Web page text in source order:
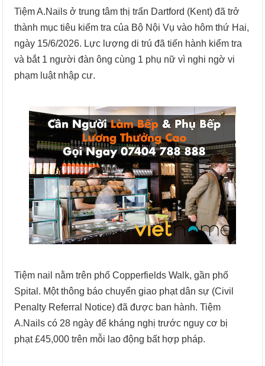
Tiệm A.Nails ở trung tâm thị trấn Dartford (Kent) đã trở
thành mục tiêu kiểm tra của Bộ Nội Vụ vào hôm thứ Hai,
ngày 15/6/2026. Lực lượng di trú đã tiến hành kiểm tra
và bắt 1 người đàn ông cùng 1 phụ nữ vì nghi ngờ vi
phạm luật nhập cư.
Tiệm nail nằm trên phố Copperfields Walk, gần phố
Spital. Một thông báo chuyển giao phạt dân sự (Civil
Penalty Referral Notice) đã được ban hành. Tiệm
A.Nails có 28 ngày để kháng nghị trước nguy cơ bị
phạt £45,000 trên mỗi lao động bất hợp pháp.